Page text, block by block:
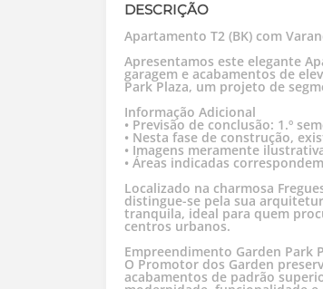
DESCRIÇÃO
Apartamento T2 (BK) com
Apresentamos este elegante
garagem e acabamentos de
Park Plaza, um projeto de
Informação Adicional
• Previsão de conclusão: 1.º
• Nesta fase de construção,
• Imagens meramente
• Áreas indicadas
Localizado na charmosa
distingue-se pela sua
tranquila, ideal para quem
centros urbanos.
Empreendimento Garden Park
O Promotor dos Garden
acabamentos de padrão